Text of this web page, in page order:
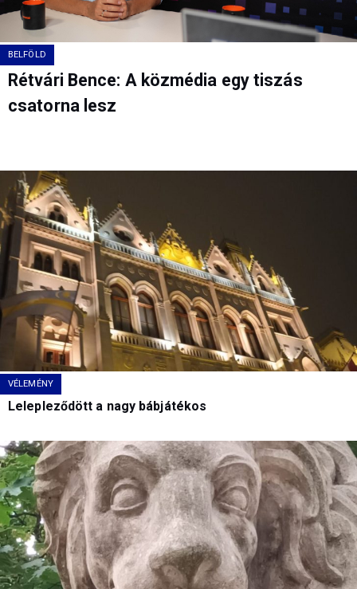
BELFÖLD
Rétvári Bence: A közmédia egy tiszás
csatorna lesz
VÉLEMÉNY
Lelepleződött a nagy bábjátékos